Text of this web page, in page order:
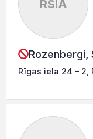
RSIA
Rozenbergi,
Rīgas iela 24 – 2,